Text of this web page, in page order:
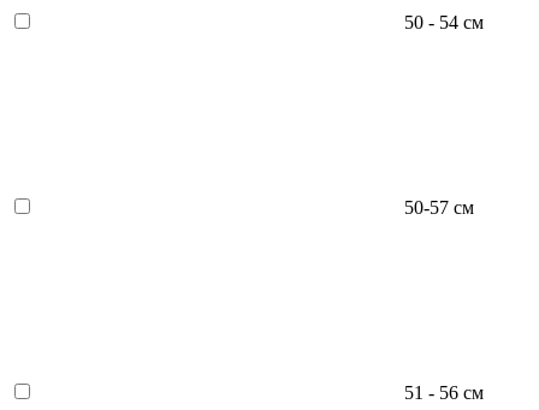
50 - 54 см
50-57 см
51 - 56 см